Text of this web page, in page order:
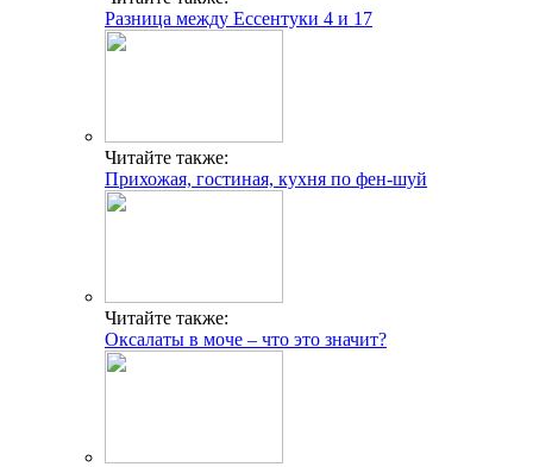
Разница между Ессентуки 4 и 17
Читайте также:
Прихожая, гостиная, кухня по фен-шуй
Читайте также:
Оксалаты в моче – что это значит?